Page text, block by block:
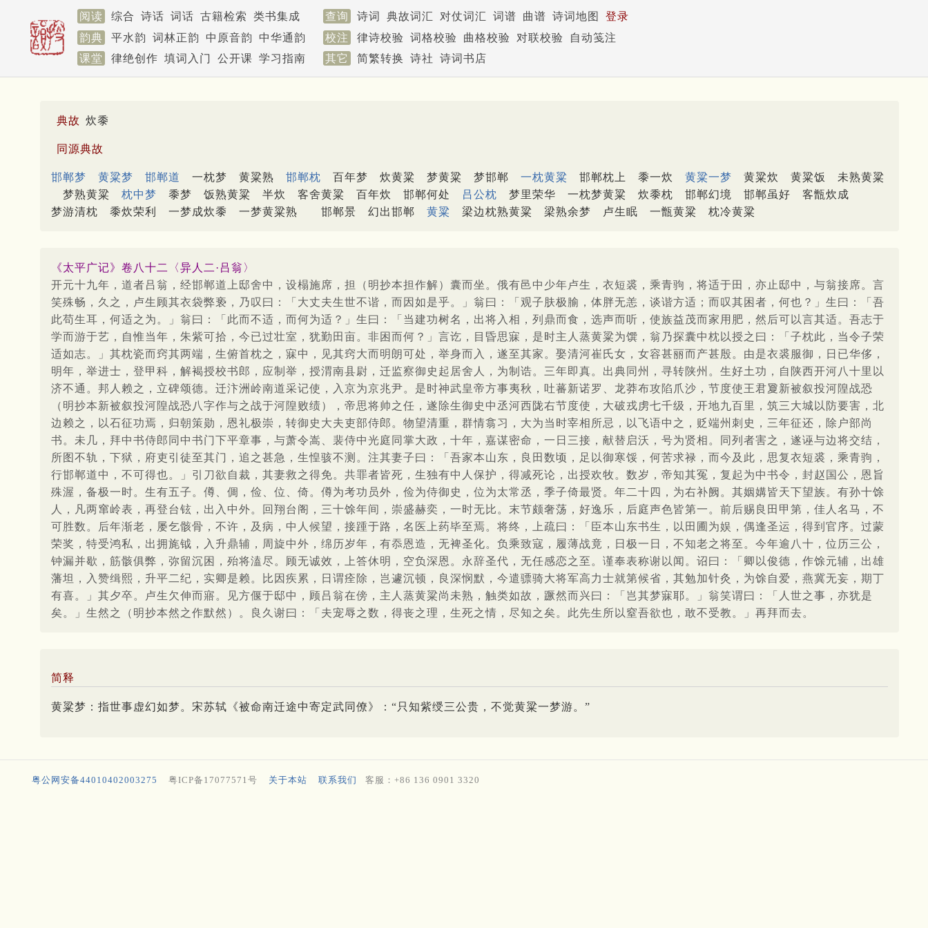
阅读 综合 诗话 词话 古籍检索 类书集成 查询 诗词 典故词汇 对仗词汇 词谱 曲谱 诗词地图
登录
韵典
平水韵 词林正韵 中原音韵 中华通韵 校注 律诗校验 词格校验 曲格校验 对联校验
自动笺注
课堂
律绝创作 填词入门 公开课 学习指南 其它 简繁转换 诗社 诗词书店
典故 炊黍
同源典故
邯郸梦 黄粱梦 邯郸道 一枕梦 黄粱熟 邯郸枕 百年梦 炊黄粱 梦黄粱 梦邯郸 一枕黄粱 邯郸枕上 黍一炊 黄粱一梦 黄粱炊 黄粱饭
未熟黄粱
梦熟黄粱
枕中梦 黍梦 饭熟黄粱 半炊 客舍黄粱 百年炊 邯郸何处 吕公枕 梦里荣华 一枕梦黄粱 炊黍枕 邯郸幻境 邯郸虽好
客甑炊成
梦游清枕
黍炊荣利 一梦成炊黍 一梦黄粱熟 邯郸景 幻出邯郸 黄粱 梁边枕熟黄粱 梁熟余梦 卢生眠 一甑黄粱 枕冷黄粱
《太平广记》卷八十二〈异人二·吕翁〉
开元十九年，道者吕翁，经邯郸道上邸舍中，设榻施席，担（明抄本担作解）囊而坐。俄有邑中少年卢生，衣短裘，乘青驹，将适于田，亦止邸中，与翁接席。言
笑殊畅，久之，卢生顾其衣袋弊亵，乃叹曰：「大丈夫生世不谐，而因如是乎。」翁曰：「观子肤极腧，体胖无恙，谈谐方适；而叹其困者，何也？」生曰：「吾
此苟生耳，何适之为。」翁曰：「此而不适，而何为适？」生曰：「当建功树名，出将入相，列鼎而食，选声而听，使族益茂而家用肥，然后可以言其适。吾志于
学而游于艺，自惟当年，朱紫可拾，今已过壮室，犹勤田亩。非困而何？」言讫，目昏思寐，是时主人蒸黄粱为馔，翁乃探囊中枕以授之曰：「子枕此，当令子荣
适如志。」其枕瓷而窍其两端，生俯首枕之，寐中，见其窍大而明朗可处，举身而入，遂至其家。娶清河崔氏女，女容甚丽而产甚殷。由是衣裘服御，日已华侈，
明年，举进士，登甲科，解褐授校书郎，应制举，授渭南县尉，迁监察御史起居舍人，为制诰。三年即真。出典同州，寻转陕州。生好土功，自陕西开河八十里以
济不通。邦人赖之，立碑颂德。迁汴洲岭南道采记使，入京为京兆尹。是时神武皇帝方事夷秋，吐蕃新诺罗、龙莽布攻陷爪沙，节度使王君夐新被叙投河隍战恐
（明抄本新被叙投河隍战恐八字作与之战于河隍败绩），帝思将帅之任，遂除生御史中丞河西陇右节度使，大破戎虏七千级，开地九百里，筑三大城以防要害，北
边赖之，以石征功焉，归朝策勋，恩礼极崇，转御史大夫吏部侍郎。物望清重，群情翕习，大为当时宰相所忌，以飞语中之，贬端州刺史，三年征还，除户部尚
书。未几，拜中书侍郎同中书门下平章事，与萧令嵩、裴侍中光庭同掌大政，十年，嘉谋密命，一日三接，献替启沃，号为贤相。同列者害之，遂诬与边将交结，
所图不轨，下狱，府吏引徒至其门，追之甚急，生惶骇不测。注其妻子曰：「吾家本山东，良田数顷，足以御寒馁，何苦求禄，而今及此，思复衣短裘，乘青驹，
行邯郸道中，不可得也。」引刀欲自裁，其妻救之得免。共罪者皆死，生独有中人保护，得减死论，出授欢牧。数岁，帝知其冤，复起为中书令，封赵国公，恩旨
殊渥，备极一时。生有五子。僔、倜，俭、位、倚。僔为考功员外，俭为侍御史，位为太常丞，季子倚最贤。年二十四，为右补阙。其姻媾皆天下望族。有孙十馀
人，凡两窜岭表，再登台铉，出入中外。回翔台阁，三十馀年间，崇盛赫奕，一时无比。末节颇奢荡，好逸乐，后庭声色皆第一。前后赐良田甲第，佳人名马，不
可胜数。后年渐老，屡乞骸骨，不许，及病，中人候望，接踵于路，名医上药毕至焉。将终，上疏曰：「臣本山东书生，以田圃为娱，偶逢圣运，得到官序。过蒙
荣奖，特受鸿私，出拥旄钺，入升鼎辅，周旋中外，绵历岁年，有忝恩造，无裨圣化。负乘致寇，履薄战竟，日极一日，不知老之将至。今年逾八十，位历三公，
钟漏并歇，筋骸俱弊，弥留沉困，殆将溘尽。顾无诚效，上答休明，空负深恩。永辞圣代，无任感恋之至。谨奉表称谢以闻。诏曰：「卿以俊德，作馀元辅，出雄
藩坦，入赞缉熙，升平二纪，实卿是赖。比因疾累，日谓痊除，岂遽沉顿，良深悯默，今遣骠骑大将军高力士就第候省，其勉加针灸，为馀自爱，燕冀无妄，期丁
有喜。」其夕卒。卢生欠伸而寤。见方偃于邸中，顾吕翁在傍，主人蒸黄粱尚未熟，触类如故，蹶然而兴曰：「岂其梦寐耶。」翁笑谓曰：「人世之事，亦犹是
矣。」生然之（明抄本然之作默然）。良久谢曰：「夫宠辱之数，得丧之理，生死之情，尽知之矣。此先生所以窒吾欲也，敢不受教。」再拜而去。
简释
黄粱梦：指世事虚幻如梦。宋苏轼《被命南迁途中寄定武同僚》：“只知紫绶三公贵，不觉黄粱一梦游。”
粤公网安备44010402003275 粤ICP备17077571号 关于本站 联系我们 客服：+86 136 0901 3320